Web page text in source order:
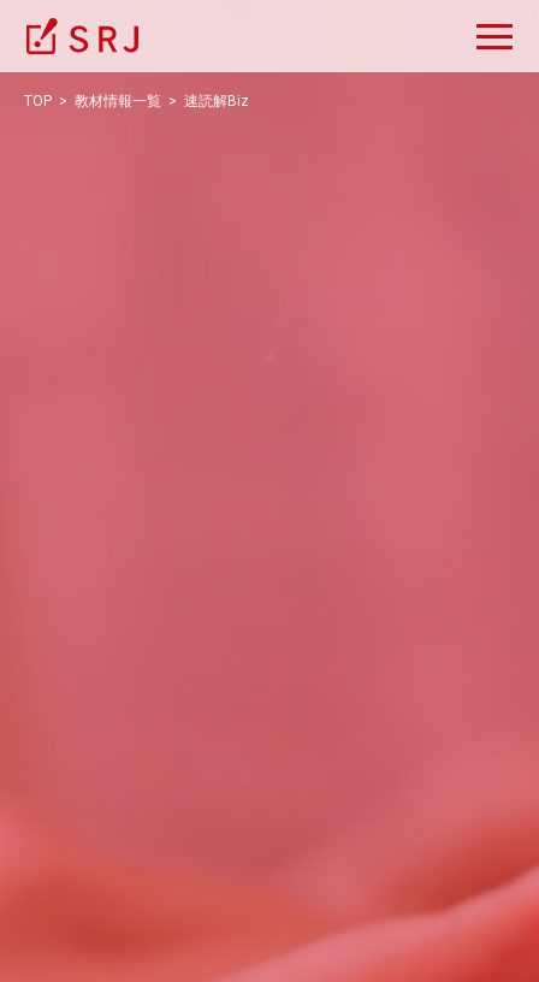
TOP 教材情報一覧 速読解Biz